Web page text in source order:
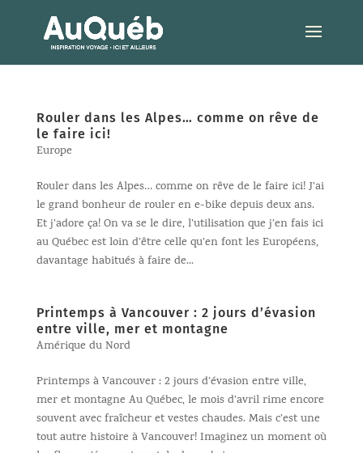
Rouler dans les Alpes… comme on rêve de
le faire ici!
Europe
Rouler dans les Alpes… comme on rêve de le faire ici! J’ai
le grand bonheur de rouler en e-bike depuis deux ans.
Et j’adore ça! On va se le dire, l’utilisation que j’en fais ici
au Québec est loin d’être celle qu’en font les Européens,
davantage habitués à faire de...
Printemps à Vancouver : 2 jours d’évasion
entre ville, mer et montagne
Amérique du Nord
Printemps à Vancouver : 2 jours d’évasion entre ville,
mer et montagne Au Québec, le mois d’avril rime encore
souvent avec fraîcheur et vestes chaudes. Mais c’est une
tout autre histoire à Vancouver! Imaginez un moment où